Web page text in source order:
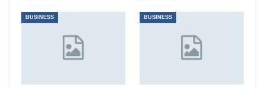
BUSINESS BUSINESS